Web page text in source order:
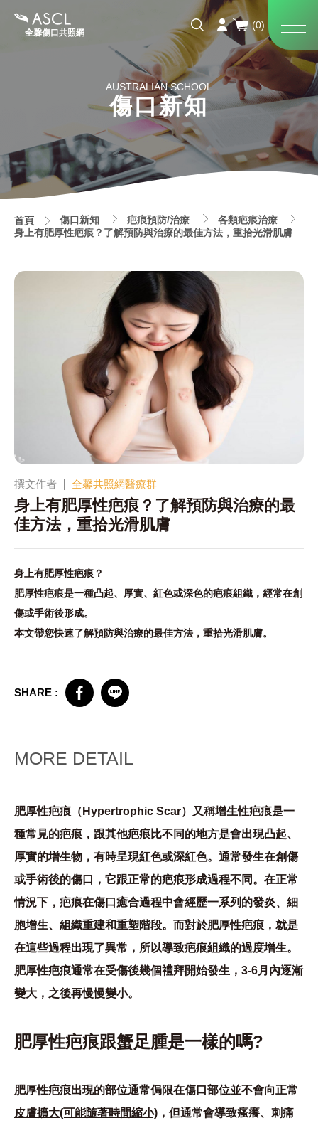
全馨傷口共照網
AUSTRALIAN SCHOOL
傷口新知
首頁 傷口新知 疤痕預防/治療
各類疤痕治療
身上有肥厚性疤痕？了解預防與治療的最佳方法，重拾光滑肌膚
撰文作者 全馨共照網醫療群
身上有肥厚性疤痕？了解預防與治療的最
佳方法，重拾光滑肌膚
身上有肥厚性疤痕？
肥厚性疤痕是一種凸起、厚實、紅色或深色的疤痕組織，經常在創
傷或手術後形成。
本文帶您快速了解預防與治療的最佳方法，重拾光滑肌膚。
SHARE :
MORE DETAIL
肥厚性疤痕（Hypertrophic Scar）又稱增生性疤痕是一
種常見的疤痕，跟其他疤痕比不同的地方是會出現凸起、
厚實的增生物，有時呈現紅色或深紅色。通常發生在創傷
或手術後的傷口，它跟正常的疤痕形成過程不同。在正常
情況下，疤痕在傷口癒合過程中會經歷一系列的發炎、細
胞增生、組織重建和重塑階段。而對於肥厚性疤痕，就是
在這些過程出現了異常，所以導致疤痕組織的過度增生。
肥厚性疤痕通常在受傷後幾個禮拜開始發生，3-6月內逐漸
變大，之後再慢慢變小。
肥厚性疤痕跟蟹足腫是一樣的嗎?
肥厚性疤痕出現的部位通常侷限在傷口部位並不會向正常
皮膚擴大(可能隨著時間縮小) ，但通常會導致瘙癢、刺痛